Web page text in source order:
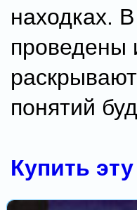
находках.
проведены
понятий
Купить